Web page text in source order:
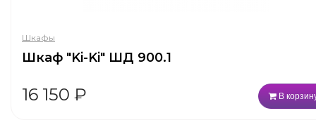
Шкафы
Шкаф "Ki-Ki" ШД 900.1
16 150 ₽ В